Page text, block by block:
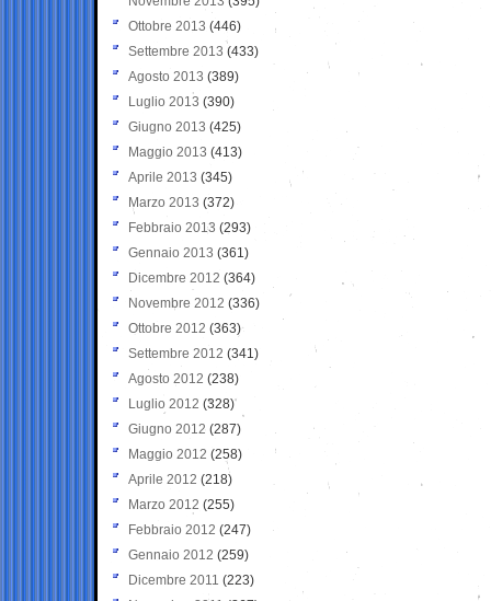
Ottobre 2013 (446)
Settembre 2013 (433)
Agosto 2013 (389)
Luglio 2013 (390)
Giugno 2013 (425)
Maggio 2013 (413)
Aprile 2013 (345)
Marzo 2013 (372)
Febbraio 2013 (293)
Gennaio 2013 (361)
Dicembre 2012 (364)
Novembre 2012 (336)
Ottobre 2012 (363)
Settembre 2012 (341)
Agosto 2012 (238)
Luglio 2012 (328)
Giugno 2012 (287)
Maggio 2012 (258)
Aprile 2012 (218)
Marzo 2012 (255)
Febbraio 2012 (247)
Gennaio 2012 (259)
Dicembre 2011 (223)